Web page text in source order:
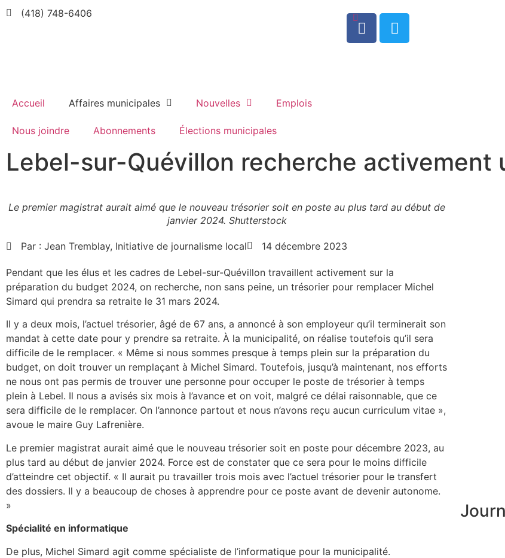
(418) 748-6406
0
Accueil Affaires municipales Nouvelles Emplois
Nous joindre Abonnements Élections municipales
Lebel-sur-Quévillon recherche activement
Le premier magistrat aurait aimé que le nouveau trésorier soit en poste au plus tard au début de
janvier 2024. Shutterstock
Par : Jean Tremblay, Initiative de journalisme local 14 décembre 2023
Pendant que les élus et les cadres de Lebel-sur-Quévillon travaillent activement sur la
préparation du budget 2024, on recherche, non sans peine, un trésorier pour remplacer Michel
Simard qui prendra sa retraite le 31 mars 2024.
Il y a deux mois, l’actuel trésorier, âgé de 67 ans, a annoncé à son employeur qu’il terminerait son
mandat à cette date pour y prendre sa retraite. À la municipalité, on réalise toutefois qu’il sera
difficile de le remplacer. « Même si nous sommes presque à temps plein sur la préparation du
budget, on doit trouver un remplaçant à Michel Simard. Toutefois, jusqu’à maintenant, nos efforts
ne nous ont pas permis de trouver une personne pour occuper le poste de trésorier à temps
plein à Lebel. Il nous a avisés six mois à l’avance et on voit, malgré ce délai raisonnable, que ce
sera difficile de le remplacer. On l’annonce partout et nous n’avons reçu aucun curriculum vitae »,
avoue le maire Guy Lafrenière.
Le premier magistrat aurait aimé que le nouveau trésorier soit en poste pour décembre 2023, au
plus tard au début de janvier 2024. Force est de constater que ce sera pour le moins difficile
d’atteindre cet objectif. « Il aurait pu travailler trois mois avec l’actuel trésorier pour le transfert
des dossiers. Il y a beaucoup de choses à apprendre pour ce poste avant de devenir autonome.
»
Spécialité en informatique
De plus, Michel Simard agit comme spécialiste de l’informatique pour la municipalité.